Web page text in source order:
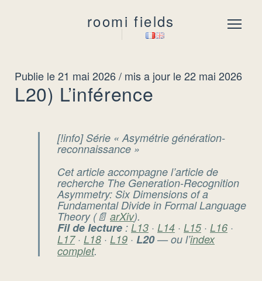
roomi fields Menu
Publie le 21 mai 2026/ mis a jour le 22 mai 2026
L20) L’inférence
[!info] Série « Asymétrie génération-
reconnaissance »
Cet article accompagne l’article de
recherche The Generation-Recognition
Asymmetry: Six Dimensions of a
Fundamental Divide in Formal Language
Theory(📄 arXiv).
Fil de lecture : L13 · L14 · L15· L16 ·
L17· L18 · L19 · L20— ou l’index
complet.